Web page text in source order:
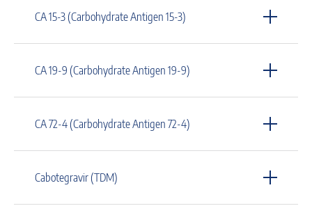
CA 15-3 (Carbohydrate Antigen 15-3)
CA 19-9 (Carbohydrate Antigen 19-9)
CA 72-4 (Carbohydrate Antigen 72-4)
Cabotegravir (TDM)